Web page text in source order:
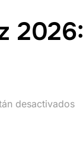
2026:
desactivados